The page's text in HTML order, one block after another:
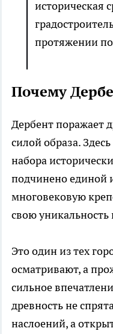
историческая
протяжении
Почему
Дербент поражает
силой образа.
набора
подчинено единой
многовековую
свою
Это один из тех
осматривают, а
сильное
древность не
наслоений, а